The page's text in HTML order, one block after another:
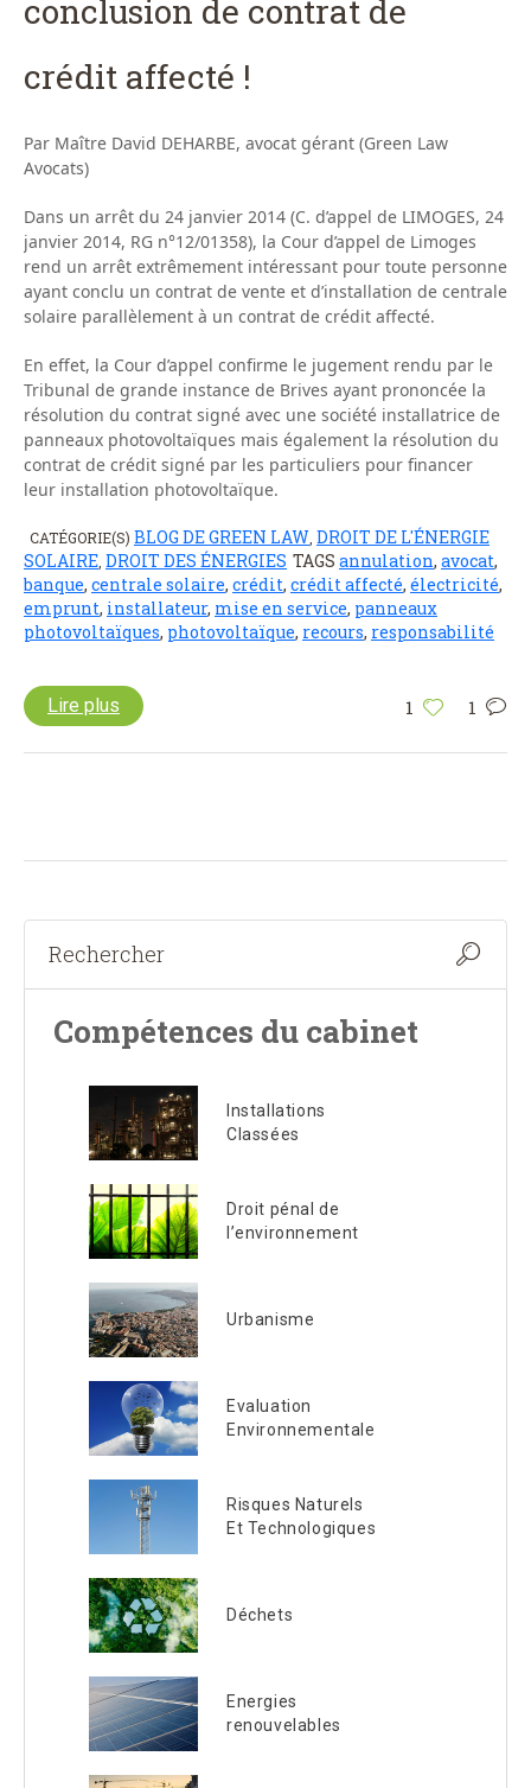
conclusion de contrat de
crédit affecté !
Par Maître David DEHARBE, avocat gérant (Green Law
Avocats)
Dans un arrêt du 24 janvier 2014 (C. d’appel de LIMOGES, 24
janvier 2014, RG n°12/01358), la Cour d’appel de Limoges
rend un arrêt extrêmement intéressant pour toute personne
ayant conclu un contrat de vente et d’installation de centrale
solaire parallèlement à un contrat de crédit affecté.
En effet, la Cour d’appel confirme le jugement rendu par le
Tribunal de grande instance de Brives ayant prononcée la
résolution du contrat signé avec une société installatrice de
panneaux photovoltaïques mais également la résolution du
contrat de crédit signé par les particuliers pour financer
leur installation photovoltaïque.
CATÉGORIE(S) BLOG DE GREEN LAW DROIT DE L'ÉNERGIE
SOLAIRE DROIT DES ÉNERGIES TAGS annulation, avocat,
banque, centrale solaire, crédit, crédit affecté, électricité,
emprunt, installateur, mise en service, panneaux
photovoltaïques, photovoltaïque, recours, responsabilité
1 1
Lire plus
Compétences du cabinet
Installations
Classées
Droit pénal de
l’environnement
Urbanisme
Evaluation
Environnementale
Risques Naturels
Et Technologiques
Déchets
Energies
renouvelables